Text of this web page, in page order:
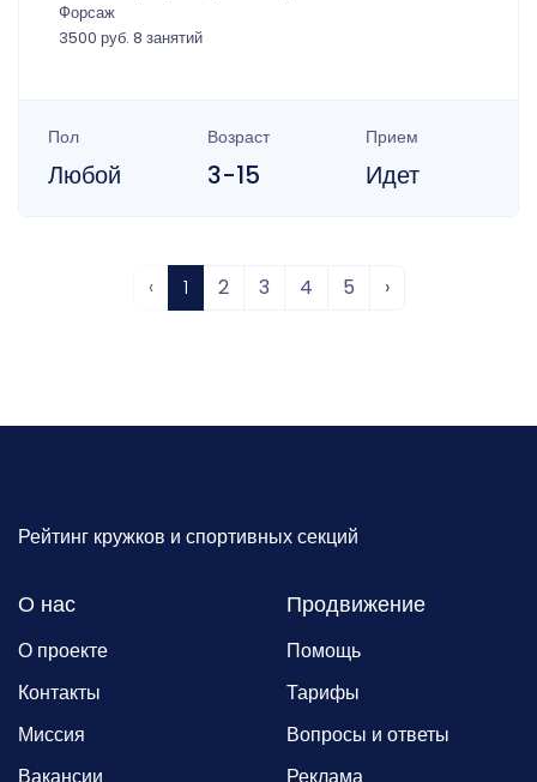
Форсаж
3500 руб. 8 занятий
Пол
Любой
Возраст
3-15
Прием
Идет
‹ 1 2 3 4 5 ›
Рейтинг кружков и спортивных секций
О нас
О проекте
Контакты
Миссия
Вакансии
Продвижение
Помощь
Тарифы
Вопросы и ответы
Реклама